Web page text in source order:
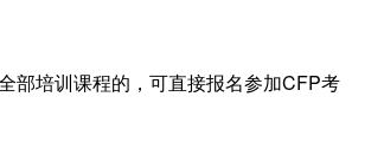
部培训课程的，可直接报名参加CFP考